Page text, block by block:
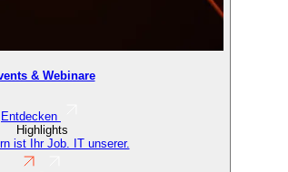
& Webinare
Entdecken
Highlights
ist Ihr Job. IT unserer.